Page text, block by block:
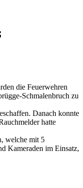
die Feuerwehren
Schmalenbruch zu
Danach konnte
hatte
welche mit 5
Kameraden im Einsatz,